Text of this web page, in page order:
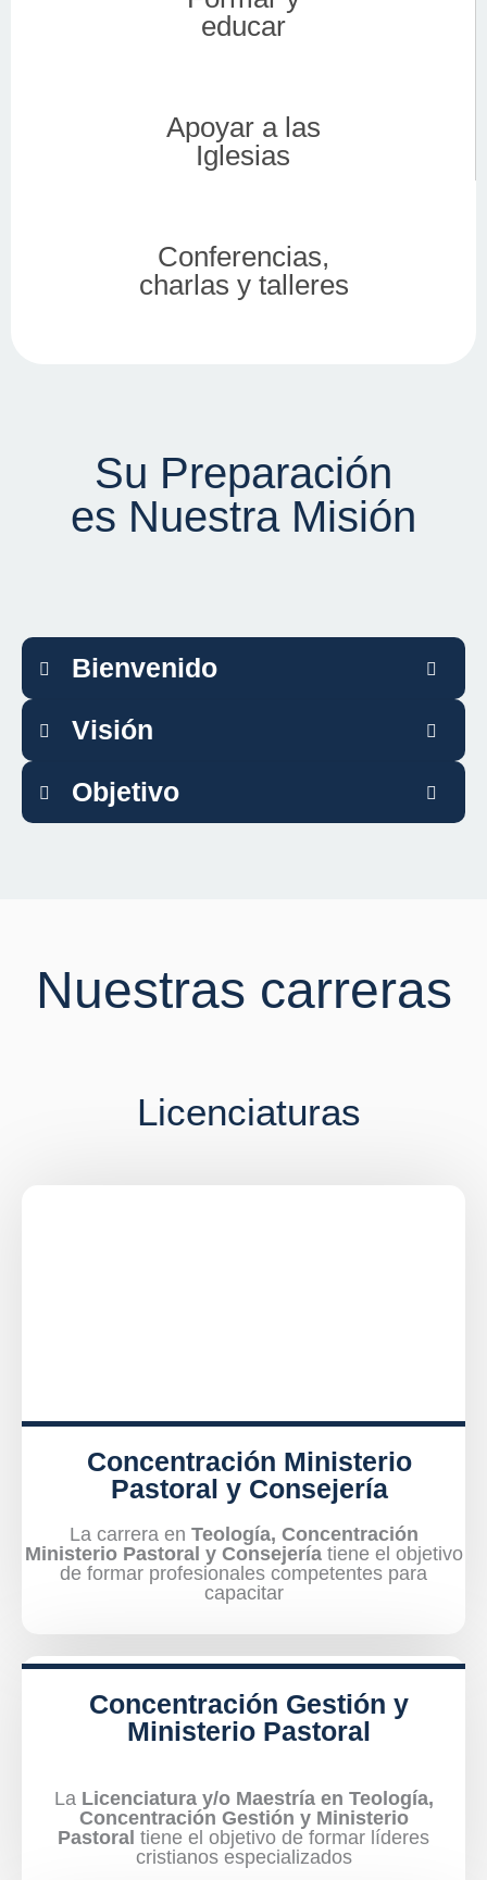
Únete a una de las más grandes
plataformas académicas para la
Conoce más
educar
Apoyar a las
Iglesias
Conferencias,
charlas y talleres
Su Preparación
es Nuestra Misión
Bienvenido
Visión
Objetivo
Nuestras carreras
Licenciaturas
Concentración Ministerio
Pastoral y Consejería
La carrera en Teología, Concentración
Ministerio Pastoral y Consejeríatiene el objetivo
de formar profesionales competentes para
capacitar
Concentración Gestión y
Ministerio Pastoral
La Licenciatura y/o Maestría en Teología,
Concentración Gestión y Ministerio
Pastoral tiene el objetivo de formar líderes
cristianos especializados